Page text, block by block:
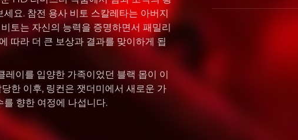
요. 참전 용사 비토 스칼레타는 아버지
토는 자신의 능력을 증명하면서 패밀리
따라 더 큰 보상과 결과를 맞이하게 됩
이를 입양한 가족이었던 블랙 몹이 이
한 이후, 링컨은 잿더미에서 새로운 가
향한 여정에 나섭니다.